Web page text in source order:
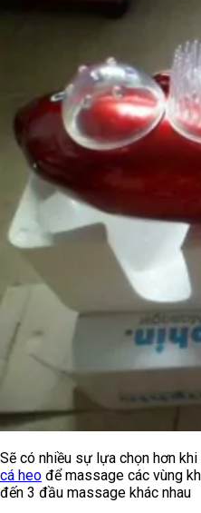
Sẽ có nhiều sự lựa chọn hơn khi
cá heo để massage các vùng
đến 3 đầu massage khác nhau